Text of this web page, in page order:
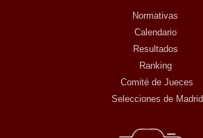
Normativas
Calendario
Resultados
Ranking
Comité de Jueces
Selecciones de Madrid